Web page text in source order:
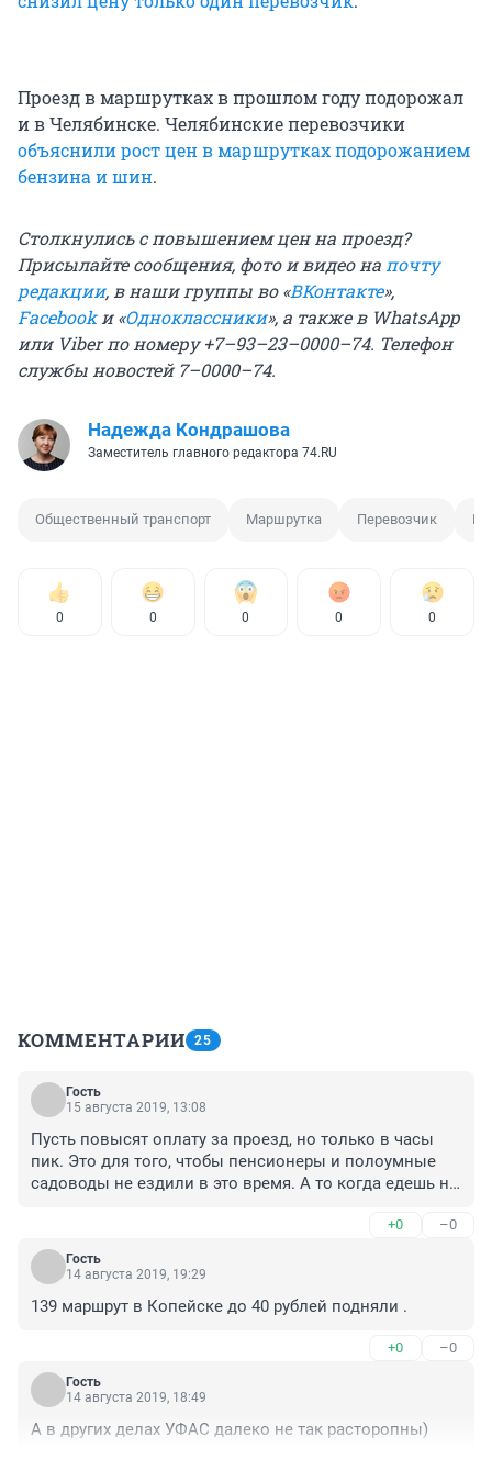
Проезд в маршрутках в прошлом году подорожал
и в Челябинске. Челябинские перевозчики
объяснили рост цен в маршрутках подорожанием
бензина и шин.
Столкнулись с повышением цен на проезд?
Присылайте сообщения, фото и видео напочту
редакции, в наши группы во «ВКонтакте»,
Facebook и «Одноклассники», а также в WhatsApp
или Viber по номеру +7–93–23–0000–74. Телефон
службы новостей 7–0000–74.
Надежда Кондрашова
Заместитель главного редактора 74.RU
Общественный транспорт Маршрутка Перевозчик
0 0 0 0 0
КОММЕНТАРИИ 25
Гость
15 августа 2019, 13:08
Пусть повысят оплату за проезд, но только в часы
пик. Это для того, чтобы пенсионеры и полоумные
садоводы не ездили в это время. А то когда едешь на
заняли. Хочется спросить, они что на 30 минут
раньше/позже не могут уехать? Как по мне, я лучше
лишних 5-10 рублей заплачу, зато уеду с комфортом. К
желающих заработать в эти часы, а значит
+0 –0
Гость
14 августа 2019, 19:29
139 маршрут в Копейске до 40 рублей подняли .
+0 –0
Гость
14 августа 2019, 18:49
А в других делах УФАС далеко не так расторопны)